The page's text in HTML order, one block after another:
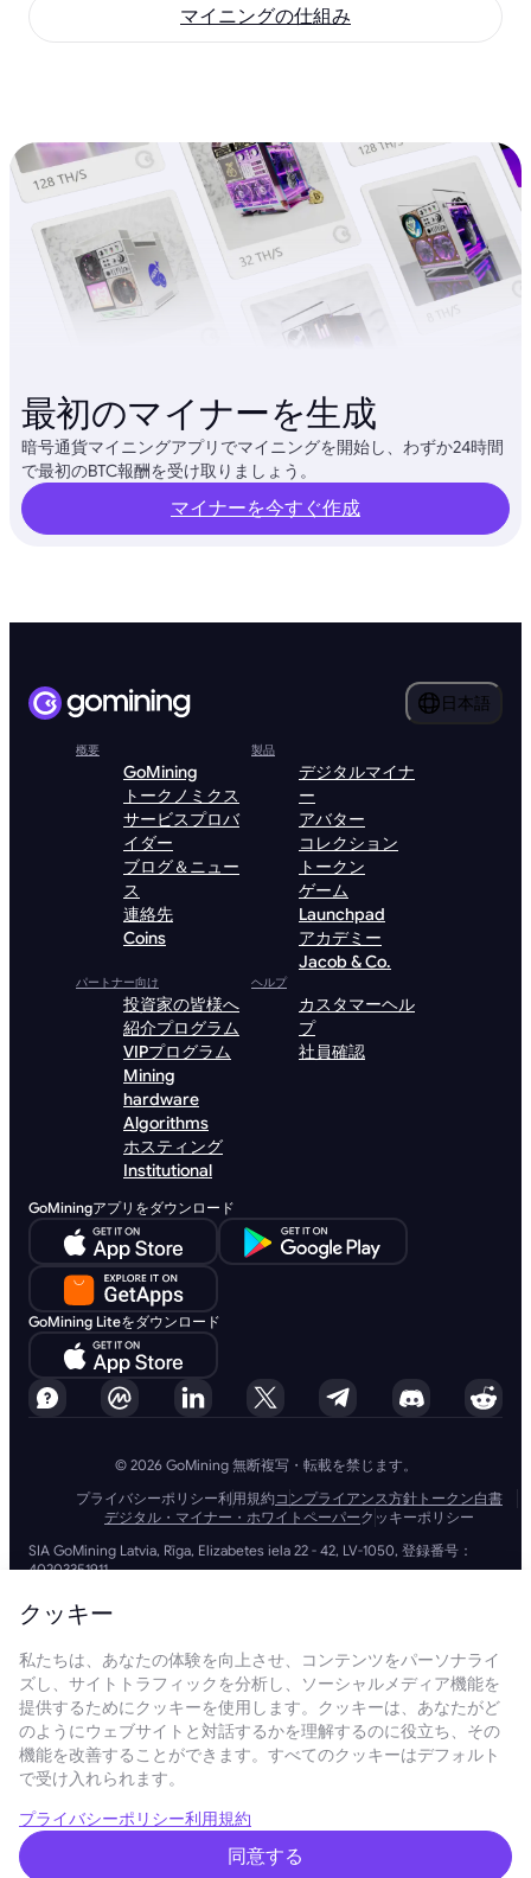
マイニングの仕組み
最初のマイナーを生成
暗号通貨マイニングアプリでマイニングを開始し、わずか24時間
で最初のBTC報酬を受け取りましょう。
マイナーを今すぐ作成
日本語
概要
GoMining
トークノミクス
サービスプロバ
イダー
ブログ＆ニュー
ス
連絡先
Coins
製品
デジタルマイナ
ー
アバター
コレクション
トークン
ゲーム
Launchpad
アカデミー
Jacob & Co.
パートナー向け
投資家の皆様へ
紹介プログラム
VIPプログラム
Mining
hardware
Algorithms
ホスティング
Institutional
ヘルプ
カスタマーヘル
プ
社員確認
GoMiningアプリをダウンロード
GoMining Liteをダウンロード
© 2026 GoMining 無断複写・転載を禁じます。
プライバシーポリシー利用規約 コンプライアンス方針 トークン白書
デジタル・マイナー・ホワイトペーパークッキーポリシー
SIA GoMining Latvia, Rīga, Elizabetes iela 22 - 42, LV-1050, 登録番号：
40203351911
Tortola, British Virgin Islands, BVI会社番号: 2110978
BMINE BVI LIMITED, Trinity Chambers, Road Town, Tortola, British Virgin
GoMining (British Virgin Islands) LimitedおよびSIA GoMining Latviaと
BMINE BVI LIMITEDは、すべての関連法令や規制を完全に遵守して運営し
ており、マネーロンダリング、テロ資金供与、拡散資金供与への対策に全
力で取り組んでいます。当社は最高水準の基準を維持し、マネーロンダリ
ング防止やテロ資金供与防止の義務、さらには拡散資金供与防止措置を厳
守することで、業務およびサービスの信頼性と安全性を確保しています。
GoMining (Cyprus) Limited, a company, incorporated, organized and
having its registered address at 28 Oktovriou, 339, TRILOGY EAST
TOWER, 3rd floor, Flat/Office 305, 3106, Limassol, Cyprus.
当ウェブサイトに掲載されている内容は、投資の勧誘や推奨を目的とした
ものではありません。また、ここに掲載されているデータには概算数値が
クッキー
私たちは、あなたの体験を向上させ、コンテンツをパーソナライ
ズし、サイトトラフィックを分析し、ソーシャルメディア機能を
提供するためにクッキーを使用します。クッキーは、あなたがど
のようにウェブサイトと対話するかを理解するのに役立ち、その
機能を改善することができます。すべてのクッキーはデフォルト
で受け入れられます。
プライバシーポリシー利用規約
同意する